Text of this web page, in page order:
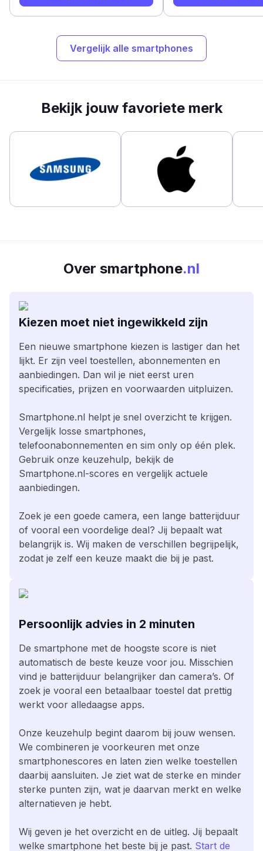
Vergelijk alle smartphones
Bekijk jouw favoriete merk
Over smartphone.nl
Kiezen moet niet ingewikkeld zijn
Een nieuwe smartphone kiezen is lastiger dan het
lijkt. Er zijn veel toestellen, abonnementen en
aanbiedingen. Dan wil je niet eerst uren
specificaties, prijzen en voorwaarden uitpluizen.
Smartphone.nl helpt je snel overzicht te krijgen.
Vergelijk losse smartphones,
telefoonabonnementen en sim only op één plek.
Gebruik onze keuzehulp, bekijk de
Smartphone.nl-scores en vergelijk actuele
aanbiedingen.
Zoek je een goede camera, een lange batterijduur
of vooral een voordelige deal? Jij bepaalt wat
belangrijk is. Wij maken de verschillen begrijpelijk,
zodat je zelf een keuze maakt die bij je past.
Persoonlijk advies in 2 minuten
De smartphone met de hoogste score is niet
automatisch de beste keuze voor jou. Misschien
vind je batterijduur belangrijker dan camera’s. Of
zoek je vooral een betaalbaar toestel dat prettig
werkt voor alledaagse apps.
Onze keuzehulp begint daarom bij jouw wensen.
We combineren je voorkeuren met onze
smartphonescores en laten zien welke toestellen
daarbij aansluiten. Je ziet wat de sterke en minder
sterke punten zijn, wat je daarvan merkt en welke
alternatieven je hebt.
Wij geven je het overzicht en de uitleg. Jij bepaalt
welke smartphone het beste bij je past. Start de